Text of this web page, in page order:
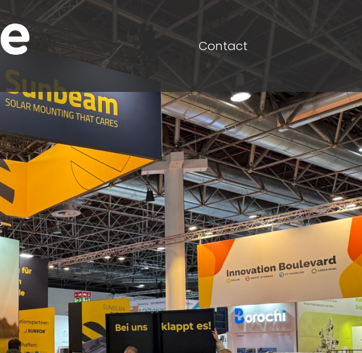
Contact